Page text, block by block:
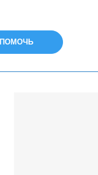
ПОМОЧЬ